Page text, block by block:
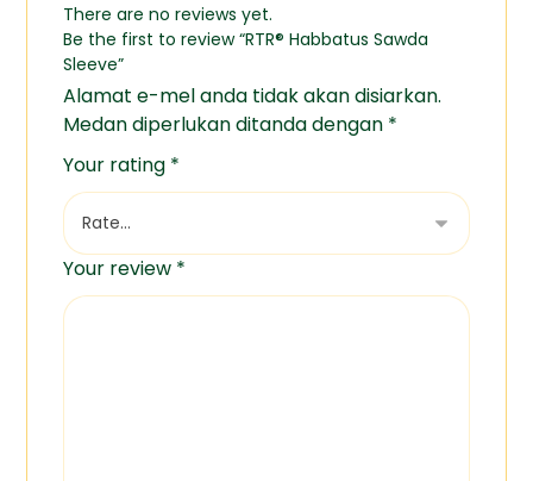
There are no reviews yet.
Be the first to review “RTR® Habbatus Sawda
Sleeve”
Alamat e-mel anda tidak akan disiarkan.
Medan diperlukan ditanda dengan *
Your rating *
Your review *